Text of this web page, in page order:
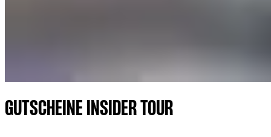
GUTSCHEINE INSIDER TOUR